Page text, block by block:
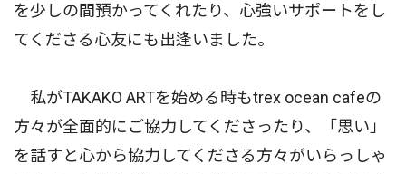
を少しの間預かってくれたり、心強いサポートをし
てくださる心友にも出逢いました。
私がTAKAKO ARTを始める時もtrex ocean cafeの
方々が全面的にご協力してくださったり、「思い」
を話すと心から協力してくださる方々がいらっしゃ